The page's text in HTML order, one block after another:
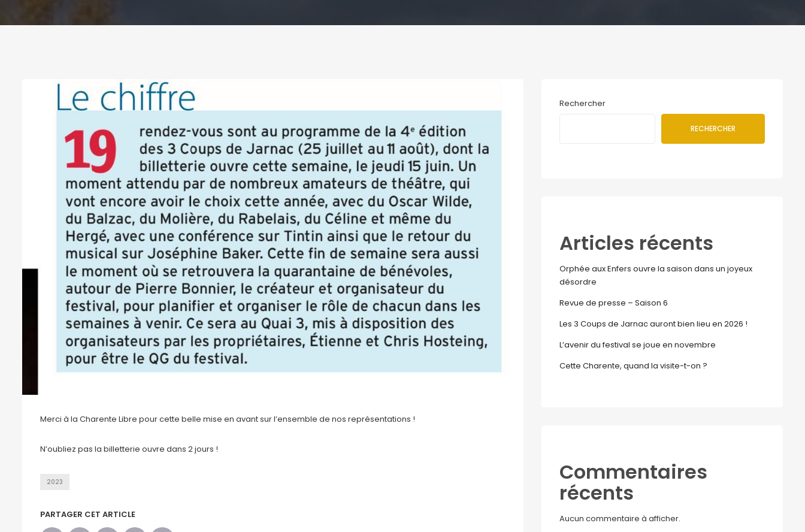
Merci à la Charente Libre pour cette belle mise en avant sur l’ensemble de nos représentations !
N’oubliez pas la billetterie ouvre dans 2 jours !
2023
PARTAGER CET ARTICLE
Rechercher
RECHERCHER
Articles récents
Orphée aux Enfers ouvre la saison dans un joyeux
désordre
Revue de presse – Saison 6
Les 3 Coups de Jarnac auront bien lieu en 2026 !
L’avenir du festival se joue en novembre
Cette Charente, quand la visite-t-on ?
Commentaires
récents
Aucun commentaire à afficher.